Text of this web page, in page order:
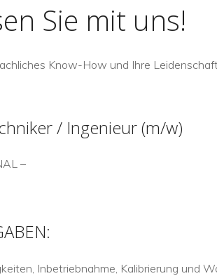
Sie mit uns!
Know-How und Ihre
/ Ingenieur (m/w)
–
Inbetriebnahme, Kalibrierung und